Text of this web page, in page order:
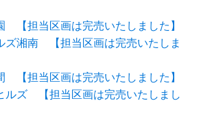
【担当区画は完売いたしました】
ズ湘南 【担当区画は完売いたしま
【担当区画は完売いたしました】
ルズ 【担当区画は完売いたしまし